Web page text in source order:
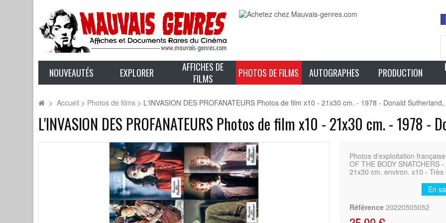
NOUVEAUTÉS EXPLORER
AFFICHES DE
FILMS
PHOTOS DE FILMS AUTOGRAPHES PRODUCTION
> Accueil > Photos de films > L'INVASION DES PROFANATEURS Photos de film x10 - 21x30 cm. - 1978 - Donald
L'INVASION DES PROFANATEURS Photos de film x10 - 21x30 cm. - 1978
Photos d'exploitation
OF THE BODY SNATCHERS
21x30 cm. environ. x10 -
En
Référence 20220505052